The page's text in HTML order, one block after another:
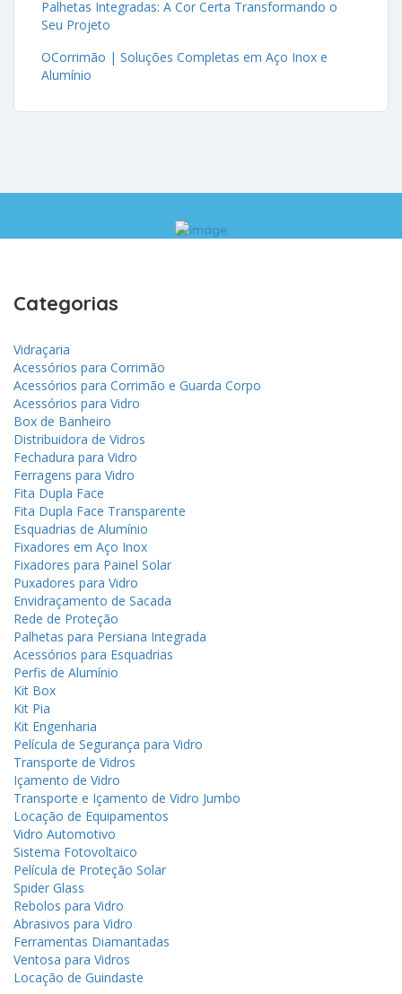
Palhetas Integradas: A Cor Certa Transformando o
Seu Projeto
OCorrimão | Soluções Completas em Aço Inox e
Alumínio
Categorias
Vidraçaria
Acessórios para Corrimão
Acessórios para Corrimão e Guarda Corpo
Acessórios para Vidro
Box de Banheiro
Distribuidora de Vidros
Fechadura para Vidro
Ferragens para Vidro
Fita Dupla Face
Fita Dupla Face Transparente
Esquadrias de Alumínio
Fixadores em Aço Inox
Fixadores para Painel Solar
Puxadores para Vidro
Envidraçamento de Sacada
Rede de Proteção
Palhetas para Persiana Integrada
Acessórios para Esquadrias
Perfis de Alumínio
Kit Box
Kit Pia
Kit Engenharia
Película de Segurança para Vidro
Transporte de Vidros
Içamento de Vidro
Transporte e Içamento de Vidro Jumbo
Locação de Equipamentos
Vidro Automotivo
Sistema Fotovoltaico
Película de Proteção Solar
Spider Glass
Rebolos para Vidro
Abrasivos para Vidro
Ferramentas Diamantadas
Ventosa para Vidros
Locação de Guindaste